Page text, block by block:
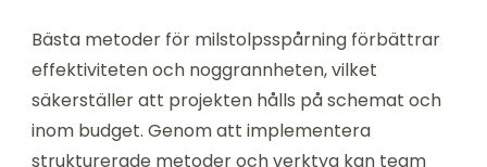
Bästa metoder för milstolpsspårning förbättrar
effektiviteten och noggrannheten, vilket
säkerställer att projekten hålls på schemat och
inom budget. Genom att implementera
strukturerade metoder och verktyg kan team